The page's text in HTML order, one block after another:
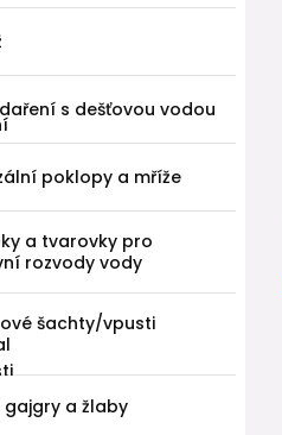
s dešťovou vodou
poklopy a mříže
a tvarovky pro
rozvody vody
šachty/vpusti
gajgry a žlaby